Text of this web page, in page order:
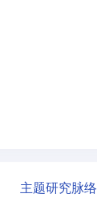
主题研究脉络